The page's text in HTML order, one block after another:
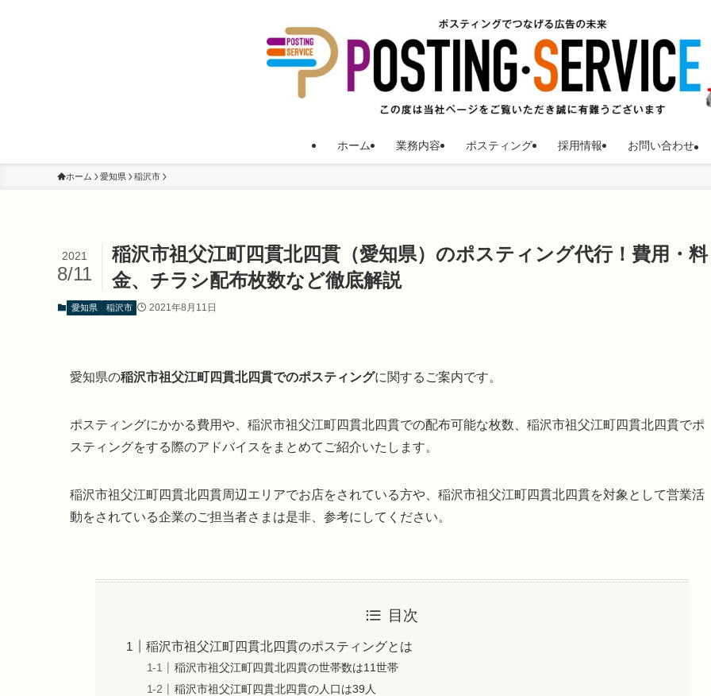
ホーム 業務内容 ポスティング 採用情報 お問い合わせ
ホーム 愛知県 稲沢市
稲沢市祖父江町四貫北四貫（愛知県）のポスティング代行！費用・料
金、チラシ配布枚数など徹底解説
2021
8/11
愛知県 稲沢市 2021年8月11日
愛知県の稲沢市祖父江町四貫北四貫でのポスティングに関するご案内です。
ポスティングにかかる費用や、稲沢市祖父江町四貫北四貫での配布可能な枚数、稲沢市祖父江町四貫北四貫でポ
スティングをする際のアドバイスをまとめてご紹介いたします。
稲沢市祖父江町四貫北四貫周辺エリアでお店をされている方や、稲沢市祖父江町四貫北四貫を対象として営業活
動をされている企業のご担当者さまは是非、参考にしてください。
目次
稲沢市祖父江町四貫北四貫のポスティングとは
稲沢市祖父江町四貫北四貫の世帯数は11世帯
稲沢市祖父江町四貫北四貫の人口は39人